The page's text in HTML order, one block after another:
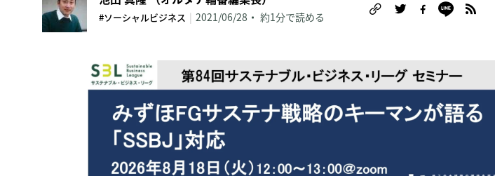
#ソーシャルビジネス | 2021/06/28 約1分で読める